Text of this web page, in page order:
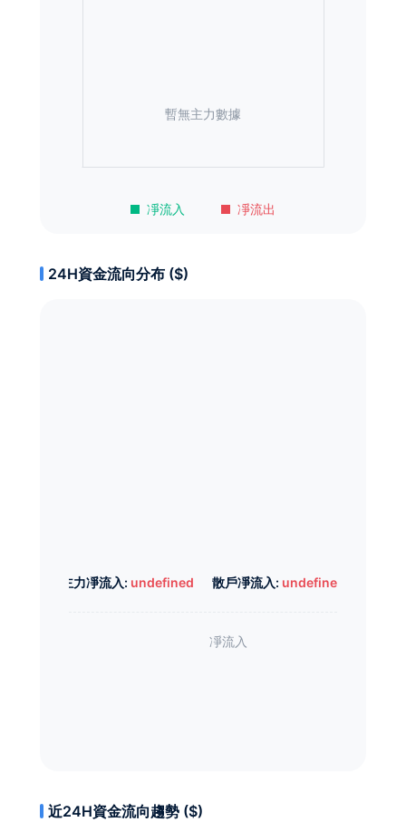
凈流入 凈流出
暫無主力數據
24H資金流向分布 ($)
主力凈流入: undefined 散戶凈流入: undefined
近24H資金流向趨勢 ($)